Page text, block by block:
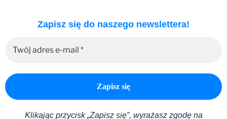
Zapisz się do naszego newslettera!
Klikając przycisk „Zapisz się”, wyrażasz zgodę na